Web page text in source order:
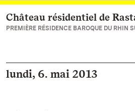
Vers la page d’accueil
Château résidentiel de
PREMIÈRE RÉSIDENCE BAROQUE DU RHIN
lundi, 6. mai 2013